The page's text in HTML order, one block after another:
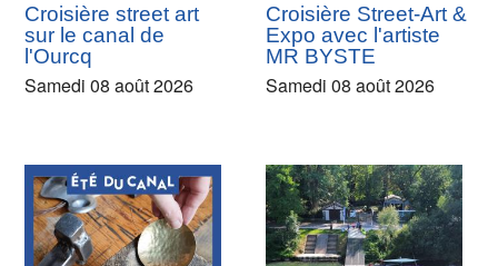
Croisière street art
sur le canal de
l'Ourcq
Samedi 08 août 2026
Croisière Street-Art &
Expo avec l'artiste
MR BYSTE
Samedi 08 août 2026